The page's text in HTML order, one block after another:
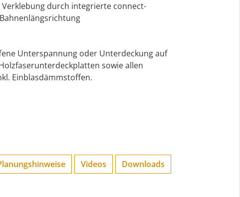
Verklebung durch integrierte connect-
Unterspannung oder Unterdeckung auf
sowie allen
Einblasdämmstoffen.
Videos
Downloads